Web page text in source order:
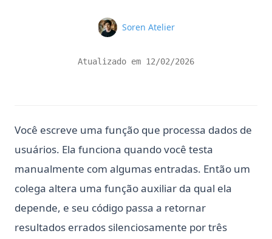
Name
Soren Atelier
Atualizado em 12/02/2026
Você escreve uma função que processa dados de
usuários. Ela funciona quando você testa
manualmente com algumas entradas. Então um
colega altera uma função auxiliar da qual ela
depende, e seu código passa a retornar
resultados errados silenciosamente por três